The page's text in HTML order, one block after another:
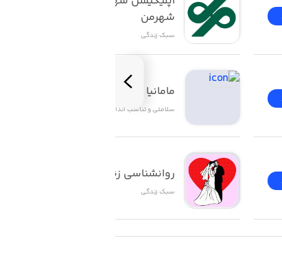
شهرمن
سبک زندگی
مامانیا | Mamania
سلامتی و تناسب اندام
روانشناسی زناشویی
سبک زندگی